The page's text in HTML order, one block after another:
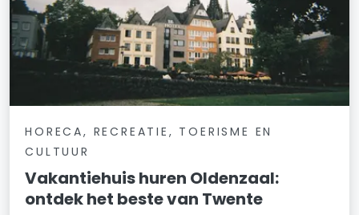
HORECA, RECREATIE, TOERISME EN
CULTUUR
Vakantiehuis huren Oldenzaal:
ontdek het beste van Twente